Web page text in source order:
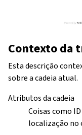
Contexto da
Esta descrição
sobre a cadeia atual.
Atributos da cadeia
Coisas como
localização